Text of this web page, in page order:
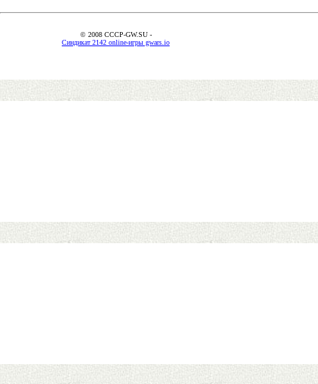
© 2008 CCCP-GW.SU -
Синдикат 2142 online-игры gwars.io